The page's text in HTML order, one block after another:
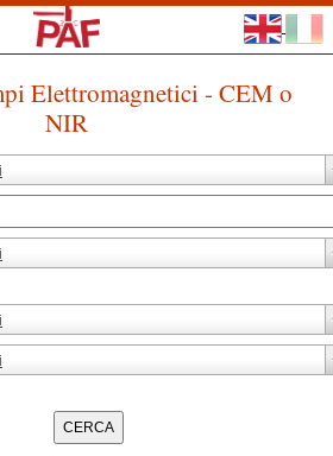
Elettromagnetici - CEM o
NIR